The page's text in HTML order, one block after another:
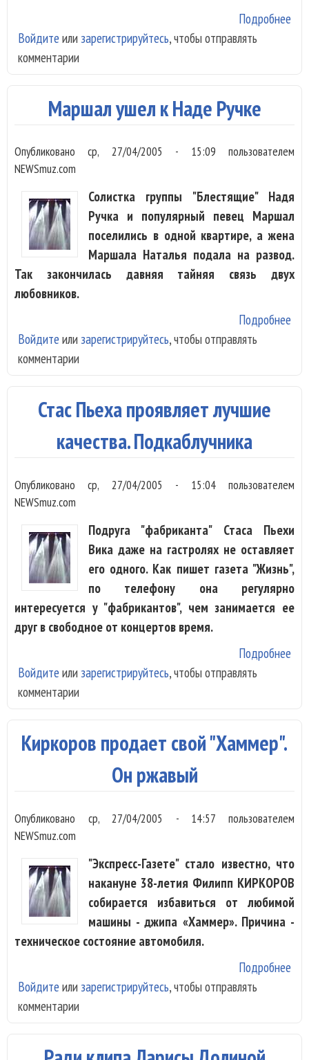
Подробнее
Войдите или зарегистрируйтесь, чтобы отправлять
комментарии
Маршал ушел к Наде Ручке
Опубликованоср, 27/04/2005 - 15:09 пользователем
NEWSmuz.com
Солистка группы "Блестящие" Надя
Ручка и популярный певец Маршал
поселились в одной квартире, а жена
Маршала Наталья подала на развод.
Так закончилась давняя тайняя связь двух
любовников.
Подробнее
Войдите или зарегистрируйтесь, чтобы отправлять
комментарии
Стас Пьеха проявляет лучшие
качества. Подкаблучника
Опубликованоср, 27/04/2005 - 15:04пользователем
NEWSmuz.com
Подруга "фабриканта" Стаса Пьехи
Вика даже на гастролях не оставляет
его одного. Как пишет газета "Жизнь",
по телефону она регулярно
интересуется у "фабрикантов", чем занимается ее
друг в свободное от концертов время.
Подробнее
Войдите или зарегистрируйтесь, чтобы отправлять
комментарии
Киркоров продает свой "Хаммер".
Он ржавый
Опубликовано ср, 27/04/2005 - 14:57 пользователем
NEWSmuz.com
"Экспресс-Газете" стало известно, что
накануне 38-летия Филипп КИРКОРОВ
собирается избавиться от любимой
машины - джипа «Хаммер». Причина -
техническое состояние автомобиля.
Подробнее
Войдите или зарегистрируйтесь, чтобы отправлять
комментарии